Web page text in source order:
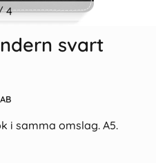
Kalender 2026 Stor
69 kr/st
4
svart
i samma omslag. A5.